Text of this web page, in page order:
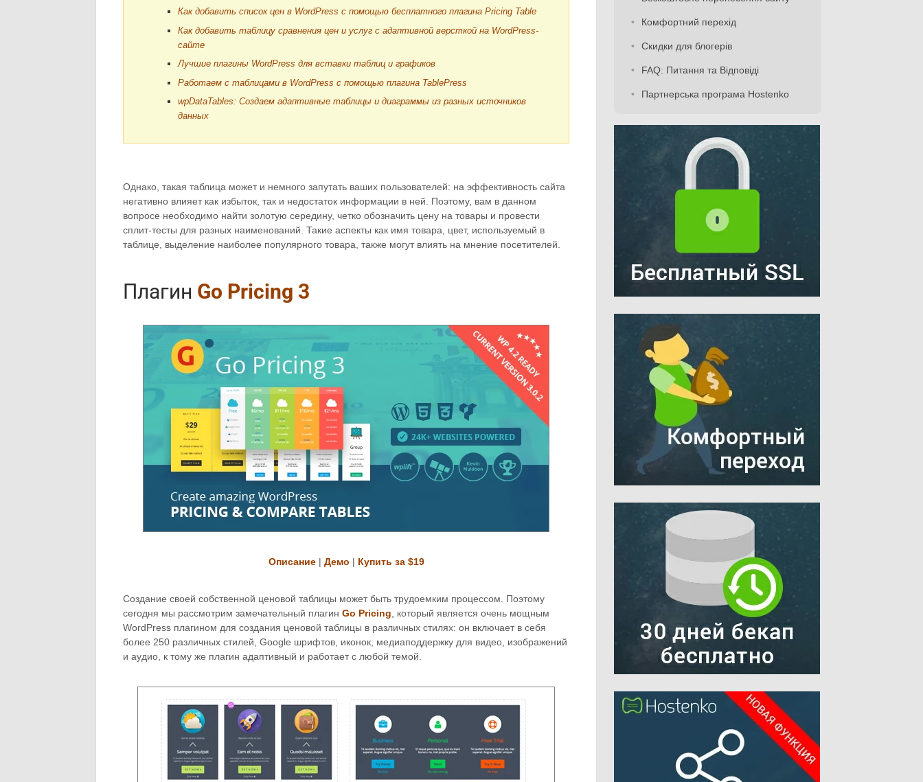
Как добавить список цен в WordPress с помощью бесплатного плагина Pricing Table
Как добавить таблицу сравнения цен и услуг с адаптивной версткой на WordPress-
сайте
Лучшие плагины WordPress для вставки таблиц и графиков
Работаем с таблицами в WordPress с помощью плагина TablePress
wpDataTables: Создаем адаптивные таблицы и диаграммы из разных источников
данных
Однако, такая таблица может и немного запутать ваших пользователей: на эффективность сайта
негативно влияет как избыток, так и недостаток информации в ней. Поэтому, вам в данном
вопросе необходимо найти золотую середину, четко обозначить цену на товары и провести
сплит-тесты для разных наименований. Такие аспекты как имя товара, цвет, используемый в
таблице, выделение наиболее популярного товара, также могут влиять на мнение посетителей.
Плагин Go Pricing 3
Описание| Демо | Купить за $19
Создание своей собственной ценовой таблицы может быть трудоемким процессом. Поэтому
сегодня мы рассмотрим замечательный плагин Go Pricing , который является очень мощным
WordPress плагином для создания ценовой таблицы в различных стилях: он включает в себя
более 250 различных стилей, Google шрифтов, иконок, медиаподдержку для видео, изображений
и аудио, к тому же плагин адаптивный и работает с любой темой.
Комфортний перехід
Скидки для блогерів
FAQ: Питання та Відповіді
Партнерська програма Hostenko